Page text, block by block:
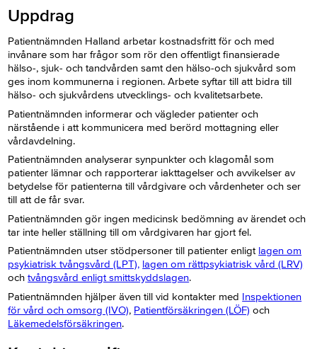
Uppdrag
​Patientnämnden Halland arbetar kostnadsfritt för och med
invånare som har frågor som rör den offentligt finansierade
hälso-, sjuk- och tandvården samt den hälso-och sjukvård som
ges inom kommunerna i regionen. Arbete syftar till att bidra till
hälso- och sjukvårdens utvecklings- och kvalitetsarbete.
Patientnämnden informerar och vägleder patienter och
närstående i att kommunicera med berörd mottagning eller
vårdavdelning.
Patientnämnden analyserar synpunkter och klagomål som
patienter lämnar och rapporterar iakttagelser och avvikelser av
betydelse för patienterna till vårdgivare och vårdenheter och ser
till att de får svar.
Patientnämnden gör ingen medicinsk bedömning av ärendet och
tar inte heller ställning till om vårdgivaren har gjort fel.
Patientnämnden utser stödpersoner till patienter enligt lagen om
psykiatrisk tvångsvård (LPT), lagen om rättpsykiatrisk vård (LRV)
ochtvångsvård enligt smittskyddslagen.
Patientnämnden hjälper även till vid kontakter med Inspektionen
för vård och omsorg (IVO), Patientförsäkringen (LÖF) och
Läkemedelsförsäkringen.